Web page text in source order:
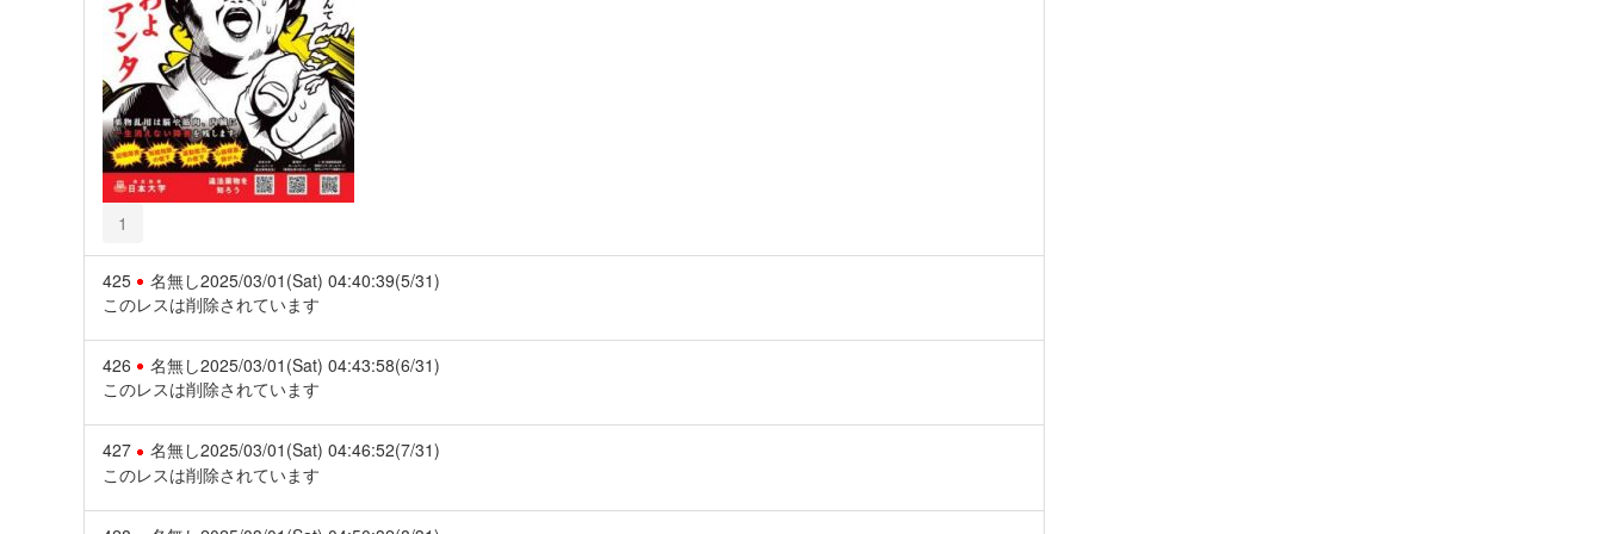
1
425 名無し2025/03/01(Sat) 04:40:39(5/31)
このレスは削除されています
426 名無し2025/03/01(Sat) 04:43:58(6/31)
このレスは削除されています
427 名無し2025/03/01(Sat) 04:46:52(7/31)
このレスは削除されています